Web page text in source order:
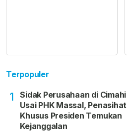
Terpopuler
1
Sidak Perusahaan di Cimahi
Usai PHK Massal, Penasihat
Khusus Presiden Temukan
Kejanggalan